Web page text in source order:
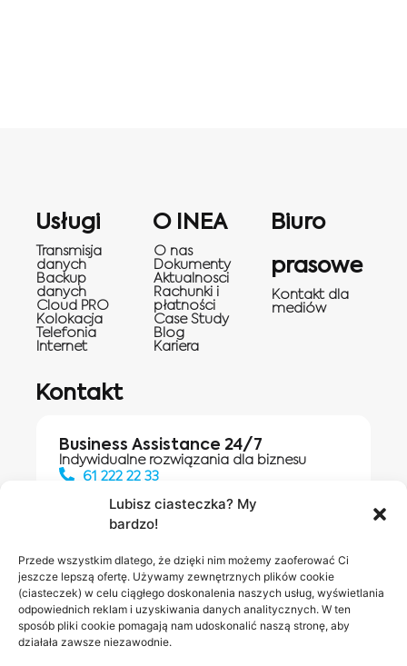
Lubisz ciasteczka? My
bardzo!
Przede wszystkim dlatego, że dzięki nim możemy zaoferować Ci
jeszcze lepszą ofertę. Używamy zewnętrznych plików cookie
(ciasteczek) w celu ciągłego doskonalenia naszych usług, wyświetlania
odpowiednich reklam i uzyskiwania danych analitycznych. W ten
sposób pliki cookie pomagają nam udoskonalić naszą stronę, aby
działała zawsze niezawodnie.
Usługi
Transmisja
danych
Backup
danych
Cloud PRO
Kolokacja
Telefonia
Internet
O INEA
O nas
Dokumenty
Aktualnosci
Rachunki i
płatności
Case Study
Blog
Kariera
Biuro
prasowe
Kontakt dla
mediów
Kontakt
Business Assistance 24/7
Indywidualne rozwiązania dla biznesu
61 222 22 33
Salony INEA
Napisz do